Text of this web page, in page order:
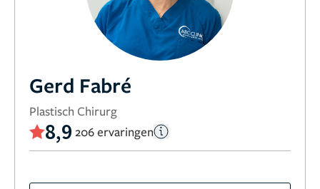
Gerd Fabré
Plastisch Chirurg
8,9 206 ervaringen